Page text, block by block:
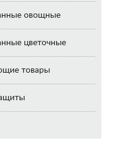
овощные
цветочные
товары